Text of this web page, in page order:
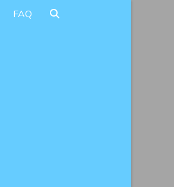
FAQ